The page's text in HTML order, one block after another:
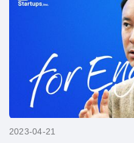
2023-04-21